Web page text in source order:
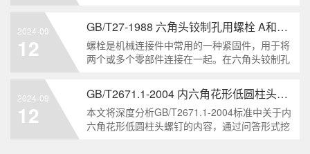
用于需要更大的力矩和耐久性的紧固装配。六角
厚螺母的材料和制造工艺六角厚螺母通常由低碳
钢、中碳钢或合金钢
2024-09
12
GB/T27-1988 六角头铰制孔用螺栓 A和B级
螺栓是机械连接件中常用的一种紧固件，用于将
两个或多个零部件连接在一起。在六角头铰制孔
级和B级两种。下面我们来分析一下这两种级别
的螺栓有哪些区别。1. A级和B级的定义和标准
有什么不同?A级和B级是
2024-09
12
GB/T2671.1-2004 内六角花形低圆柱头螺钉
本文将深度分析GB/T2671.1-2004标准中关于内
六角花形低圆柱头螺钉的内容，通过问答形式挖